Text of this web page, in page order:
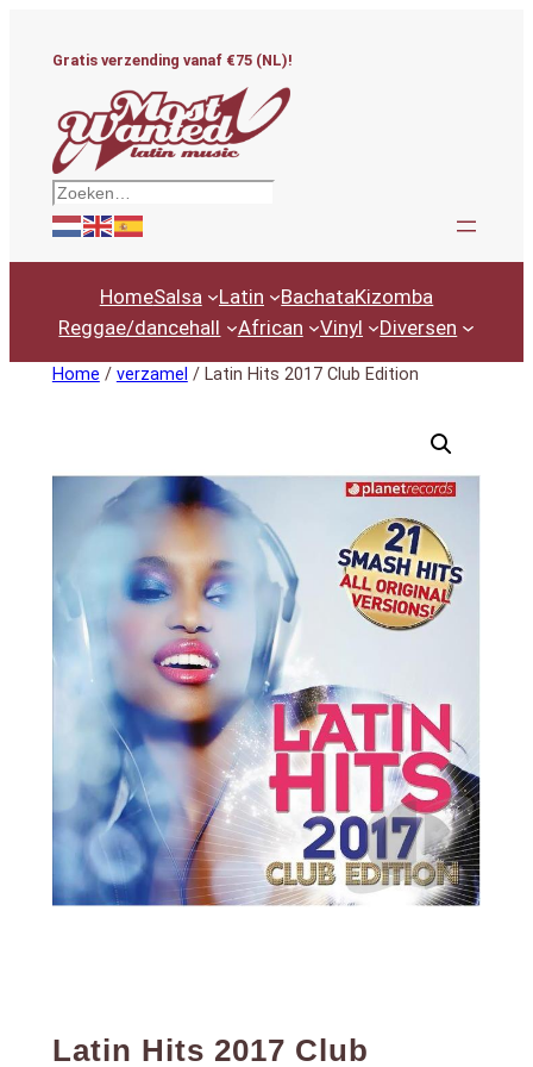
Gratis verzending vanaf €75 (NL)!
Zoeken
HomeSalsa Latin BachataKizomba
Reggae/dancehall
African Vinyl Diversen
Home / verzamel / Latin Hits 2017 Club Edition
Latin Hits 2017 Club